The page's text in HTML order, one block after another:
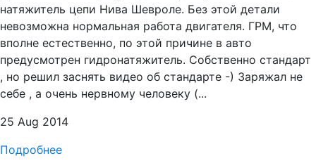
натяжитель цепи Нива Шевроле. Без этой детали
невозможна нормальная работа двигателя. ГРМ, что
вполне естественно, по этой причине в авто
предусмотрен гидронатяжитель. Собственно стандарт
, но решил заснять видео об стандарте -) Заряжал не
себе , а очень нервному человеку (...
25 Aug 2014
Подробнее